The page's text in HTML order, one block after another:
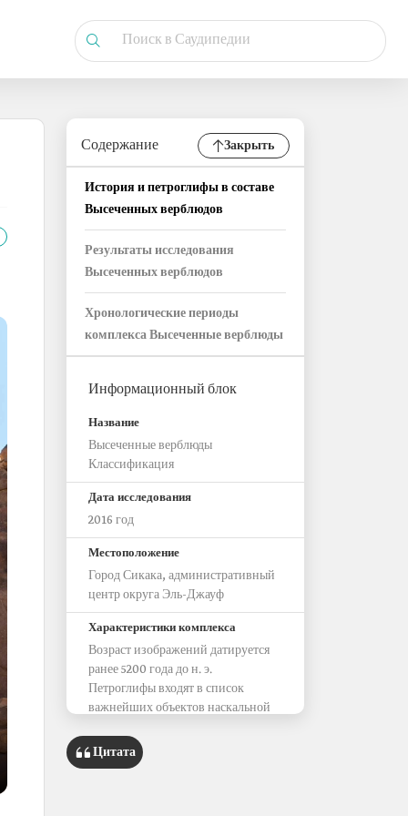
Содержание Закрыть
История и петроглифы в составе
Высеченных верблюдов
Результаты исследования
Высеченных верблюдов
Хронологические периоды
комплекса Высеченные верблюды
Информационный блок
Название
Высеченные верблюды
Классификация
Дата исследования
2016 год
Местоположение
Город Сикака, административный
центр округа Эль-Джауф
Характеристики комплекса
Возраст изображений датируется
ранее 5200 года до н. э.
Петроглифы входят в список
важнейших объектов наскальной
полуострове
Цитата